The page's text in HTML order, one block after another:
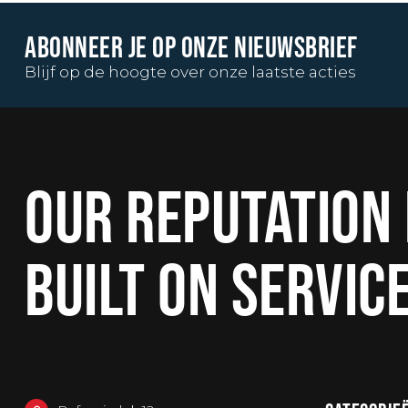
ABONNEER JE OP ONZE NIEUWSBRIEF
Blijf op de hoogte over onze laatste acties
OUR
BUILT ON